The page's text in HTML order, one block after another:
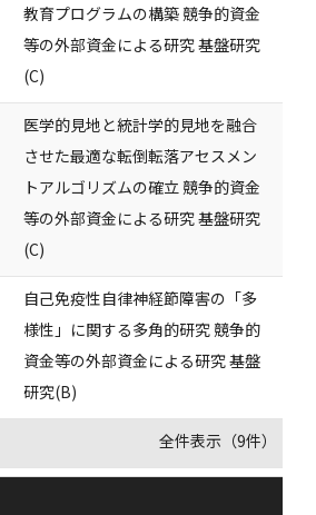
教育プログラムの構築 競争的資金
等の外部資金による研究 基盤研究
(C)
医学的見地と統計学的見地を融合
させた最適な転倒転落アセスメン
トアルゴリズムの確立 競争的資金
等の外部資金による研究 基盤研究
(C)
自己免疫性自律神経節障害の「多
様性」に関する多角的研究 競争的
資金等の外部資金による研究 基盤
研究(B)
全件表示（9件）